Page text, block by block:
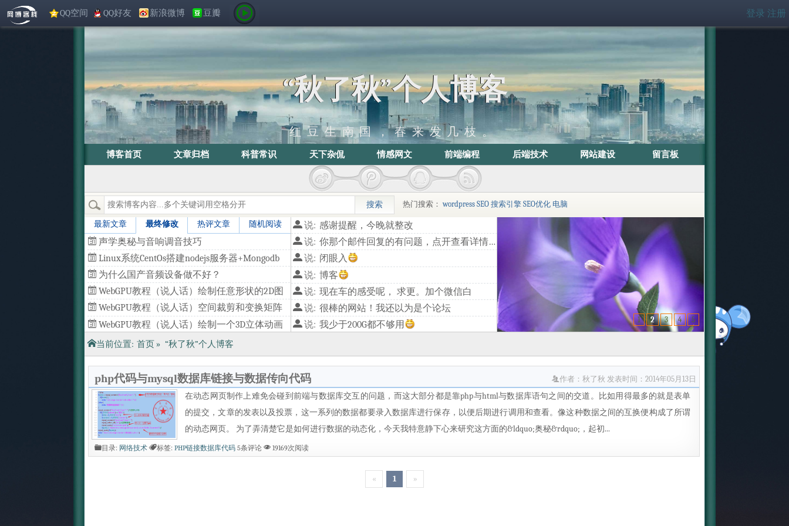
QQ空间 QQ好友 新浪微博 豆瓣 登录 注册
“秋了秋”个人博客
红豆生南国，春来发几枝。
博客首页 文章归档 科普常识 天下杂侃 情感网文 前端编程 后端技术 网站建设 留言板
热门搜索：wordpress SEO 搜索引擎 SEO优化 电脑
最新文章 最终修改 热评文章 随机阅读
声学奥秘与音响调音技巧
Linux系统CentOs搭建nodejs服务器+Mongodb
为什么国产音频设备做不好？
WebGPU教程（说人话）绘制任意形状的2D图
形（一）
WebGPU教程（说人话）空间裁剪和变换矩阵
（四）
WebGPU教程（说人话）绘制一个3D立体动画
（三）
WebGPU教程（说人话）批量绘制几何图形
（二）
说: 感谢提醒，今晚就整改
说:
你那个邮件回复的有问题，点开查看详情，链接是**/514.html，代码输出有问题，估计后面换到blog目录里面了
说: 闭眼入
说: 博客
说: 现在车的感受呢， 求更。加个微信白
说: 很棒的网站！我还以为是个论坛
说: 我少于200G都不够用
1 2 3 4 5
当前位置: 首页» “秋了秋”个人博客
php代码与mysql数据库链接与数据传向代码 作者：秋了秋发表时间：2014年05月13日
在动态网页制作上难免会碰到前端与数据库交互的问题，而这大部分都是靠php与html与数据库语句之间的交道。比如用得最多的就是表单
的提交，文章的发表以及投票，这一系列的数据都要录入数据库进行保存，以便后期进行调用和查看。像这种数据之间的互换便构成了所谓
的动态网页。 为了弄清楚它是如何进行数据的动态化，今天我特意静下心来研究这方面的&ldquo;奥秘&rdquo;，起初...
目录: 网络技术 标签: PHP链接数据库代码 5条评论 19169次阅读
« 1 »